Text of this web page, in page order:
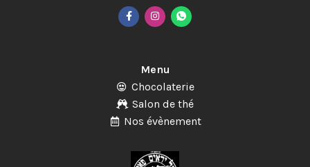
Menu
Chocolaterie
Salon de thé
Nos évènement